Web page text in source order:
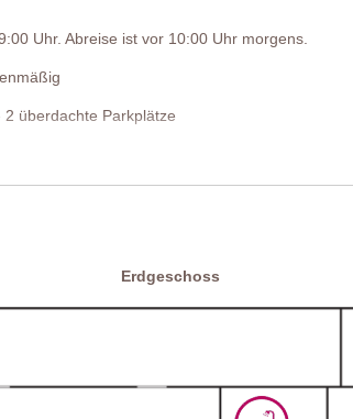
Uhr. Abreise ist vor 10:00 Uhr morgens.
überdachte Parkplätze
Erdgeschoss